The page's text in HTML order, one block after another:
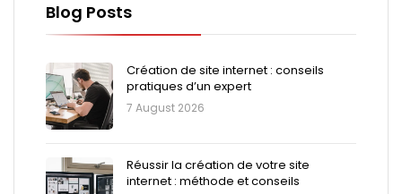
Blog Posts
Création de site internet : conseils
pratiques d’un expert
7 August 2026
Réussir la création de votre site
internet : méthode et conseils